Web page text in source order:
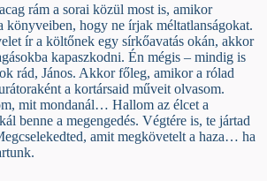
rám a sorai közül most is, amikor
könyveiben, hogy ne írjak méltatlanságokat.
ír a költőnek egy sírkőavatás okán, akkor
kapaszkodni. Én mégis – mindig is
rád, János. Akkor főleg, amikor a rólad
a kortársaid műveit olvasom.
mit mondanál… Hallom az élcet a
benne a megengedés. Végtére is, te jártad
amit megkövetelt a haza… ha